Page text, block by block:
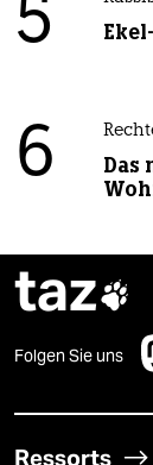
5
6
Das
taz
Folgen Sie uns
Ressorts